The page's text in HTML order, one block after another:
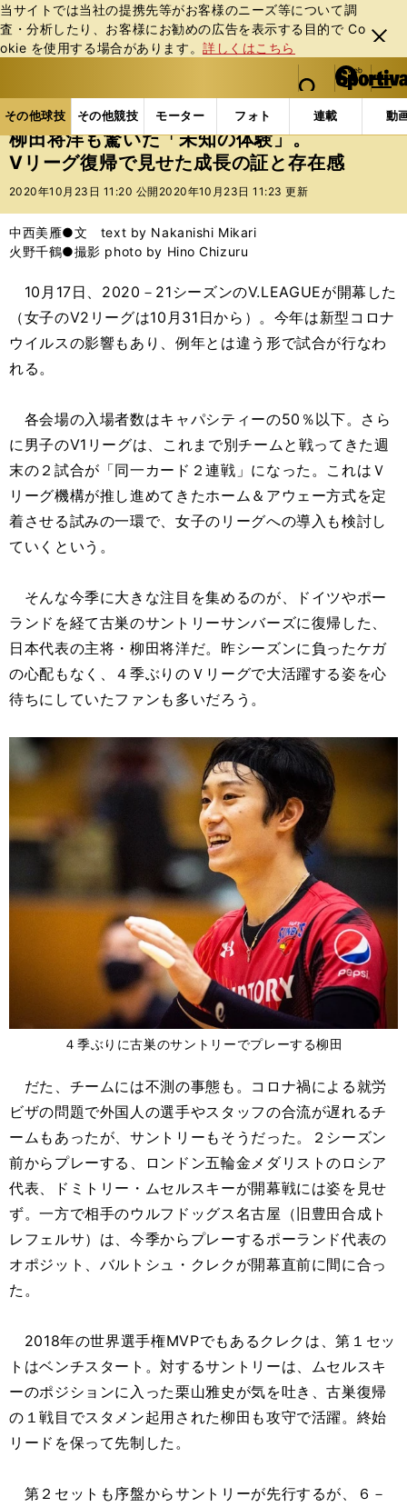
当サイトでは当社の提携先等がお客様のニーズ等について調
査・分析したり、お客様にお勧めの広告を表⽰する⽬的で Co
okie を使⽤する場合があります。詳しくはこちら
閉じ
る
web Sportiva (webスポルティーバ)
検索
マイペ
ー
ジ
メニュ
その他球技 その他競技 モーター フォト 連載 動
ス
ポ
ル
バ
その他球技の記事一覧 バレー 柳田将洋も驚いた「
柳田将洋も驚いた「未知の体験」。
Vリーグ復帰で見せた成長の証と存在感
2020年10月23日 11:20 公開 2020年10月23日 11:23 更新
中西美雁●文 text by Nakanishi Mikari
火野千鶴●撮影 photo by Hino Chizuru
10月17日、2020－21シーズンのV.LEAGUEが開幕した
（女子のV2リーグは10月31日から）。今年は新型コロナ
ウイルスの影響もあり、例年とは違う形で試合が行なわ
れる。
各会場の入場者数はキャパシティーの50％以下。さら
に男子のV1リーグは、これまで別チームと戦ってきた週
末の２試合が「同一カード２連戦」になった。これはＶ
リーグ機構が推し進めてきたホーム＆アウェー方式を定
着させる試みの一環で、女子のリーグへの導入も検討し
ていくという。
そんな今季に大きな注目を集めるのが、ドイツやポー
ランドを経て古巣のサントリーサンバーズに復帰した、
日本代表の主将・柳田将洋だ。昨シーズンに負ったケガ
の心配もなく、４季ぶりのＶリーグで大活躍する姿を心
待ちにしていたファンも多いだろう。
４季ぶりに古巣のサントリーでプレーする柳田
だた、チームには不測の事態も。コロナ禍による就労
ビザの問題で外国人の選手やスタッフの合流が遅れるチ
ームもあったが、サントリーもそうだった。２シーズン
前からプレーする、ロンドン五輪金メダリストのロシア
代表、ドミトリー・ムセルスキーが開幕戦には姿を見せ
ず。一方で相手のウルフドッグス名古屋（旧豊田合成ト
レフェルサ）は、今季からプレーするポーランド代表の
オポジット、バルトシュ・クレクが開幕直前に間に合っ
た。
2018年の世界選手権MVPでもあるクレクは、第１セッ
トはベンチスタート。対するサントリーは、ムセルスキ
ーのポジションに入った栗山雅史が気を吐き、古巣復帰
の１戦目でスタメン起用された柳田も攻守で活躍。終始
リードを保って先制した。
第２セットも序盤からサントリーが先行するが、６－